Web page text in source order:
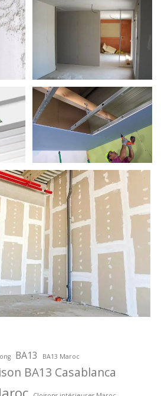
BA13 BA13 Maroc
BA13 Casablanca